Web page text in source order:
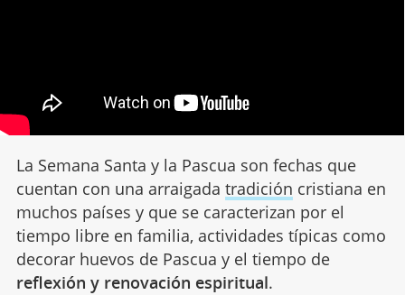
La Semana Santa y la Pascua son fechas que
cuentan con una arraigada tradición cristiana en
muchos países y que se caracterizan por el
tiempo libre en familia, actividades típicas como
decorar huevos de Pascua y el tiempo de
reflexión y renovación espiritual.